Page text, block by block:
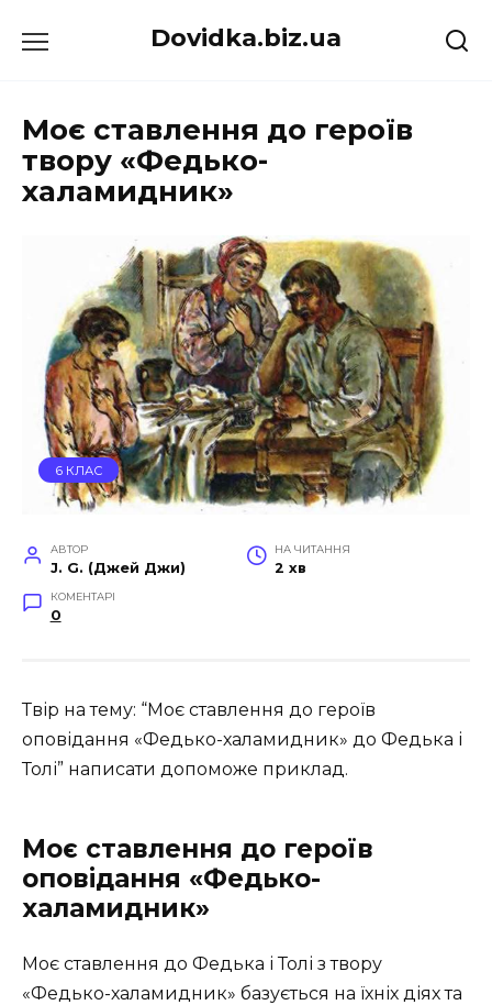
до
Dovidka.biz.ua
Моє ставлення до героїв
твору «Федько-
халамидник»
6 КЛАС
АВТОР
J. G. (Джей Джи)
НА ЧИТАННЯ
2 хв
КОМЕНТАРІ
0
Твір на тему: “Моє ставлення до героїв
оповідання «Федько-халамидник» до Федька і
Толі” написати допоможе приклад.
Моє ставлення до героїв
оповідання «Федько-
халамидник»
Моє ставлення до Федька і Толі з твору
«Федько-халамидник» базується на їхніх діях та